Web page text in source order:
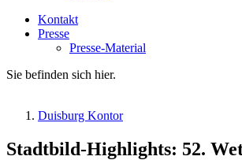
Kontakt
Presse
Presse-Material
Sie befinden sich hier.
Duisburg Kontor
Stadtbild-Highlights: 52.